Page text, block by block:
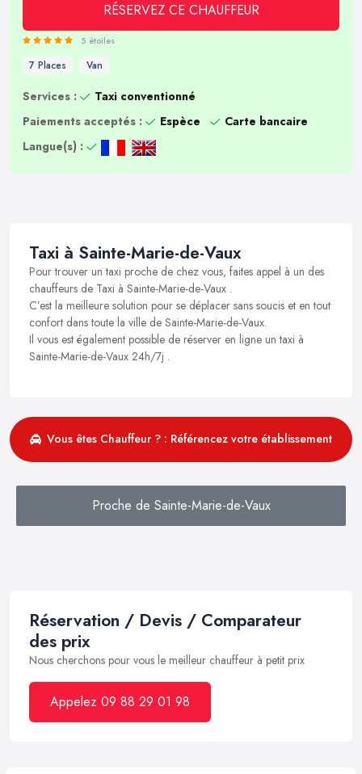
RÉSERVEZ CE CHAUFFEUR
5 étoiles
7 Places Van
Services :
Taxi conventionné
Paiements acceptés :
Espèce
Carte bancaire
Langue(s) :
Taxi à Sainte-Marie-de-Vaux
Pour trouver un taxi proche de chez vous, faites appel à un des
chauffeurs de Taxi à Sainte-Marie-de-Vaux .
C’est la meilleure solution pour se déplacer sans soucis et en tout
confort dans toute la ville de Sainte-Marie-de-Vaux.
Il vous est également possible de réserver en ligne un taxi à
Sainte-Marie-de-Vaux 24h/7j .
Vous êtes Chauffeur ? : Référencez votre établissement
Proche de Sainte-Marie-de-Vaux
Réservation / Devis / Comparateur
des prix
Nous cherchons pour vous le meilleur chauffeur à petit prix
Appelez 09 88 29 01 98